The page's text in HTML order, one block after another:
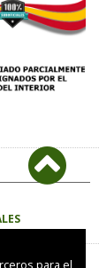
para el